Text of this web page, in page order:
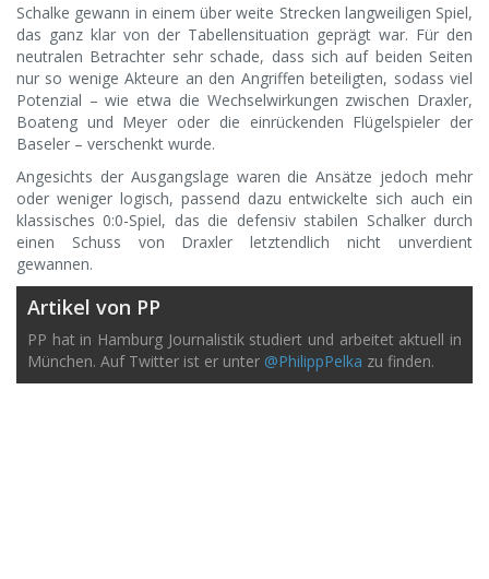
Schalke gewann in einem über weite Strecken langweiligen Spiel,
das ganz klar von der Tabellensituation geprägt war. Für den
neutralen Betrachter sehr schade, dass sich auf beiden Seiten
nur so wenige Akteure an den Angriffen beteiligten, sodass viel
Potenzial – wie etwa die Wechselwirkungen zwischen Draxler,
Boateng und Meyer oder die einrückenden Flügelspieler der
Baseler – verschenkt wurde.
Angesichts der Ausgangslage waren die Ansätze jedoch mehr
oder weniger logisch, passend dazu entwickelte sich auch ein
klassisches 0:0-Spiel, das die defensiv stabilen Schalker durch
einen Schuss von Draxler letztendlich nicht unverdient
gewannen.
Artikel von PP
PP hat in Hamburg Journalistik studiert und arbeitet aktuell in
München. Auf Twitter ist er unter @PhilippPelka zu finden.